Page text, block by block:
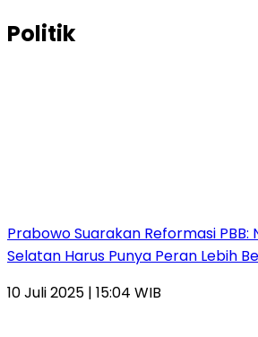
Politik
Prabowo Suarakan Reformasi PBB:
Selatan Harus Punya Peran Lebih
10 Juli 2025 | 15:04 WIB